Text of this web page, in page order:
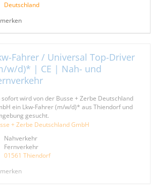
Deutschland
merken
Fahrer / Universal Top-Driver
w/d)* | CE | Nah- und
sofort wird von der Busse + Zerbe Deutschland
ein Lkw-Fahrer (m/w/d)* aus Thiendorf und
gesucht.
+ Zerbe Deutschland GmbH
Nahverkehr
Fernverkehr
01561 Thiendorf
merken